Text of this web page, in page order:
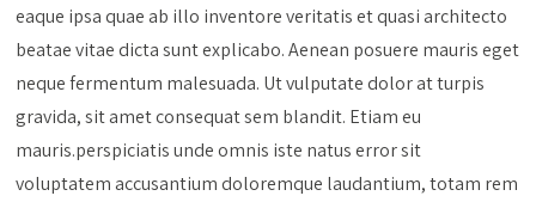
eaque ipsa quae ab illo inventore veritatis et quasi architecto
beatae vitae dicta sunt explicabo. Aenean posuere mauris eget
neque fermentum malesuada. Ut vulputate dolor at turpis
gravida, sit amet consequat sem blandit. Etiam eu
mauris.perspiciatis unde omnis iste natus error sit
voluptatem accusantium doloremque laudantium, totam rem